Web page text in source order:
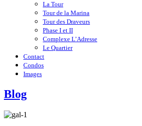
La Tour
Tour de la Marina
Tour des Draveurs
Phase I et II
Complexe L’Adresse
Le Quartier
Contact
Condos
Images
Blog